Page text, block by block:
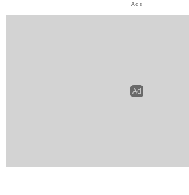
Visitas:16
Envieum